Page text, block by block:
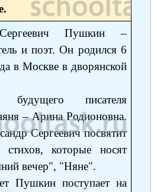
Музыкачтение
Математикачтение
язык
язык
География
Литература
Биология
Музыка
Литература
Математика
язык
История
География
Алгебра
Русский язык
язык
Биология
Геометрия
География
История
Химия
Русский язык
язык
Алгебра
Биология
язык
Алгебра
язык
Физика
язык
Химия
Пушкин ‒
и поэт. Он родился 6
в Москве в дворянской
писателя
‒ Арина Родионовна.
Сергеевич посвятит
стихов, которые носят
вечер", "Няне".
Пушкин поступает на